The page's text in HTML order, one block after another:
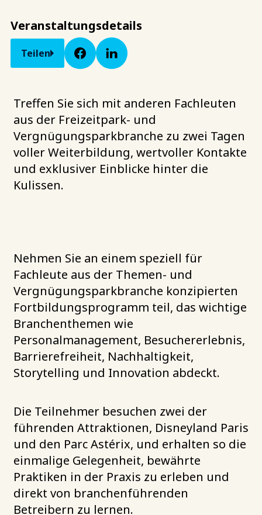
Veranstaltungsdetails
Teilen
Treffen Sie sich mit anderen Fachleuten
aus der Freizeitpark- und
Vergnügungsparkbranche zu zwei Tagen
voller Weiterbildung, wertvoller Kontakte
und exklusiver Einblicke hinter die
Kulissen.
Nehmen Sie an einem speziell für
Fachleute aus der Themen- und
Vergnügungsparkbranche konzipierten
Fortbildungsprogramm teil, das wichtige
Branchenthemen wie
Personalmanagement, Besuchererlebnis,
Barrierefreiheit, Nachhaltigkeit,
Storytelling und Innovation abdeckt.
Die Teilnehmer besuchen zwei der
führenden Attraktionen, Disneyland Paris
und den Parc Astérix, und erhalten so die
einmalige Gelegenheit, bewährte
Praktiken in der Praxis zu erleben und
direkt von branchenführenden
Betreibern zu lernen.